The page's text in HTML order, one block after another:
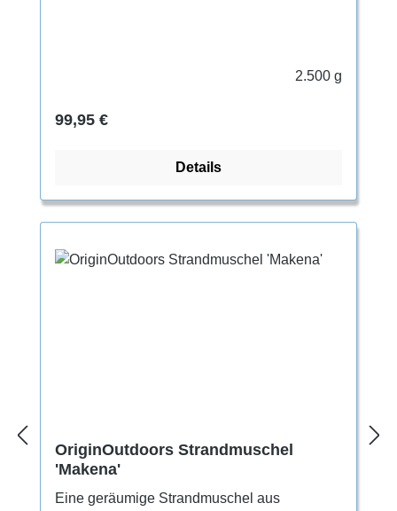
2.500 g
Regulärer Preis:
99,95 €
Details
OriginOutdoors Strandmuschel
'Makena'
Eine geräumige Strandmuschel aus